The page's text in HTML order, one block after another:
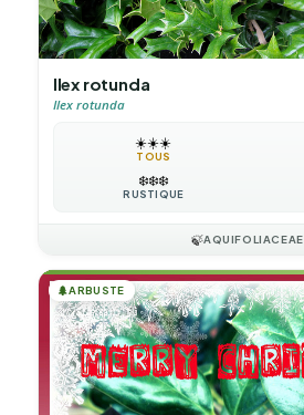
Ilex rotunda
Ilex rotunda
☀️☀️☀️
TOUS
❄️❄️❄️
RUSTIQUE
🍃AQUIFOLIACEAE
🌲ARBUSTE